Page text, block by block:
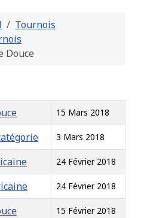
Tournois
Douce
15 Mars 2018
3 Mars 2018
24 Février 2018
24 Février 2018
15 Février 2018